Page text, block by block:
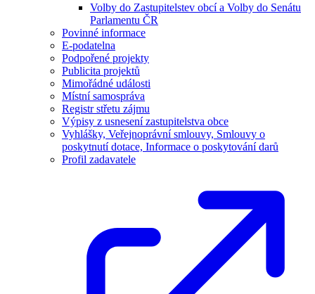
Volby do Zastupitelstev obcí a Volby do Senátu
Parlamentu ČR
Povinné informace
E-podatelna
Podpořené projekty
Publicita projektů
Mimořádné události
Místní samospráva
Registr střetu zájmu
Výpisy z usnesení zastupitelstva obce
Vyhlášky, Veřejnoprávní smlouvy, Smlouvy o
poskytnutí dotace, Informace o poskytování darů
Profil zadavatele